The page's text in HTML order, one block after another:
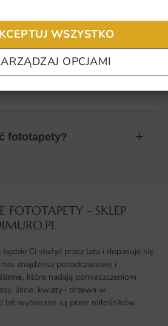
WSZYSTKO
OPCJAMI
Jak sprawdzić
fototapety?
FOTOTAPETY - SKLEP
Ci służyć przez lata i dopasuje się
znajdziesz ponadczasowe i
, które nadają pomieszczeniom
liście, kwiaty i drzewa w
wybierane są przez miłośników